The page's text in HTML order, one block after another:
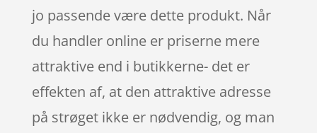
jo passende være dette produkt. Når
du handler online er priserne mere
attraktive end i butikkerne- det er
effekten af, at den attraktive adresse
på strøget ikke er nødvendig, og man